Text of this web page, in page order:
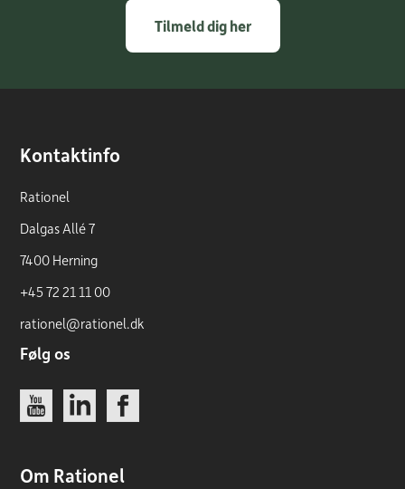
Tilmeld dig her
Kontaktinfo
Rationel
Dalgas Allé 7
7400 Herning
+45 72 21 11 00
rationel@rationel.dk
Følg os
Link Link
Om Rationel